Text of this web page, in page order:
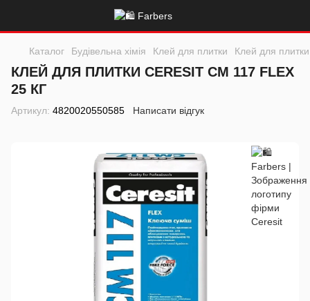
Каталог Будівельна хімія Клей для плитки Клей для
КЛЕЙ ДЛЯ ПЛИТКИ CERESIT CM 117 FLEX
25 КГ
Артикул: 4820020550585 Написати відгук